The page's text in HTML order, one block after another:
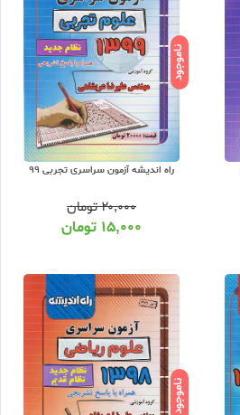
ناموجود
راه اندیشه آزمون سراسری تجربی 99
۲۰,۰۰۰تومان
۱۵,۰۰۰ تومان
ناموجود